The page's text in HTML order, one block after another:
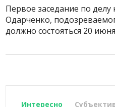
Первое заседание по делу
Одарченко,
должно состояться 20
Интересно